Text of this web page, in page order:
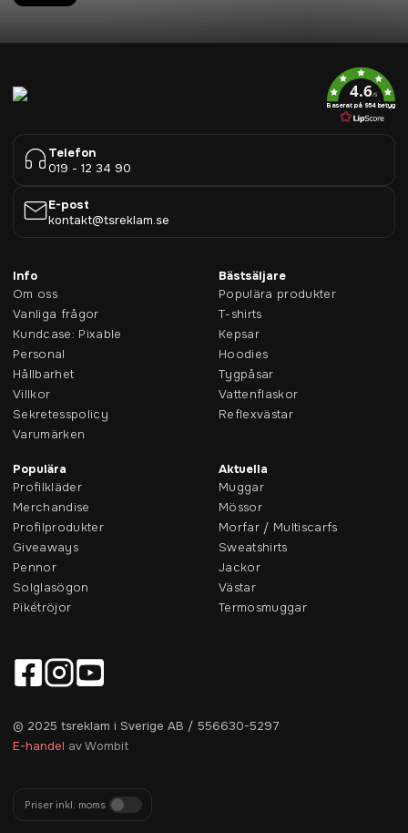
4.6/5
Baserat på 954 betyg
Telefon
019 - 12 34 90
E-post
kontakt@tsreklam.se
Info
Om oss
Vanliga frågor
Kundcase: Pixable
Personal
Hållbarhet
Villkor
Sekretesspolicy
Varumärken
Bästsäljare
Populära produkter
T-shirts
Kepsar
Hoodies
Tygpåsar
Vattenflaskor
Reflexvästar
Populära
Profilkläder
Merchandise
Profilprodukter
Giveaways
Pennor
Solglasögon
Pikétröjor
Aktuella
Muggar
Mössor
Morfar / Multiscarfs
Sweatshirts
Jackor
Västar
Termosmuggar
© 2025 tsreklam i Sverige AB / 556630-5297
E-handel av Wombit
Priser inkl. moms